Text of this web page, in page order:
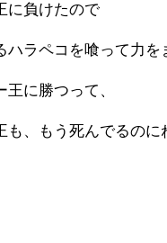
に負けたので
ハラペコを喰って力を
に勝つって、
も、もう死んでるのに